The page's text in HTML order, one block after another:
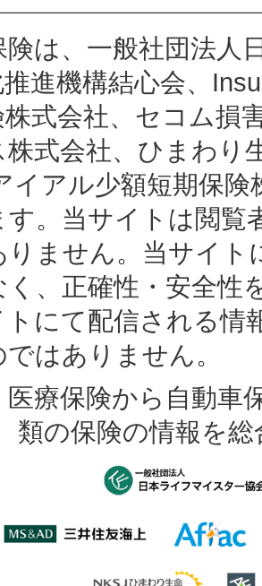
険は、一般社団法人
進機構結心会、
式会社、セコム損
株式会社、ひまわり
イアル少額短期保
す。当サイトは閲覧
りません。当サイ
く、正確性・安全性
トにて配信される情
はありません。
医療保険から自動車
類の保険の情報を